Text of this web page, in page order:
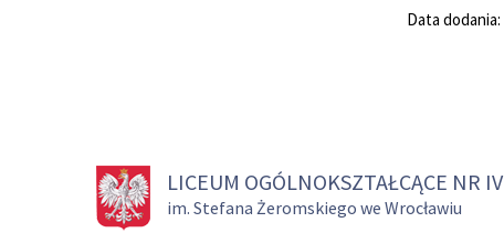
Data dodania:
LICEUM OGÓLNOKSZTAŁCĄCE NR IV
im. Stefana Żeromskiego we Wrocławiu